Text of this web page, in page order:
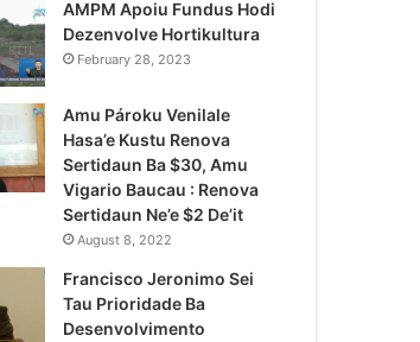
AMPM Apoiu Fundus Hodi
Dezenvolve Hortikultura
February 28, 2023
Amu Pároku Venilale
Hasa’e Kustu Renova
Sertidaun Ba $30, Amu
Vigario Baucau : Renova
Sertidaun Ne’e $2 De’it
August 8, 2022
Francisco Jeronimo Sei
Tau Prioridade Ba
Desenvolvimento